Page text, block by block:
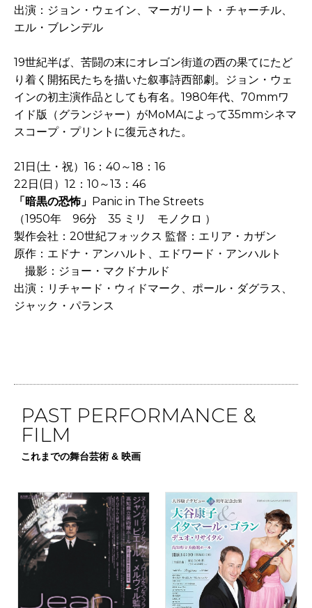
出演：ジョン・ウェイン、マーガリート・チャーチル、
エル・ブレンデル
19世紀半ば、苦闘の末にオレゴン街道の西の果てにたど
り着く開拓民たちを描いた叙事詩西部劇。ジョン・ウェ
インの初主演作品としても有名。1980年代、70mmワ
イド版（グランジャー）がMoMAによって35mmシネマ
スコープ・プリントに復元された。
21日(土・祝）16：40～18：16
22日(日）12：10～13：46
「暗黒の恐怖」 Panic in The Streets
（1950年 96分 35 ミリ モノクロ ）
製作会社：20世紀フォックス 監督：エリア・カザン
原作：エドナ・アンハルト、エドワード・アンハルト
撮影：ジョー・マクドナルド
出演：リチャード・ウィドマーク、ポール・ダグラス、
ジャック・パランス
PAST PERFORMANCE &
FILM
これまでの舞台芸術 & 映画